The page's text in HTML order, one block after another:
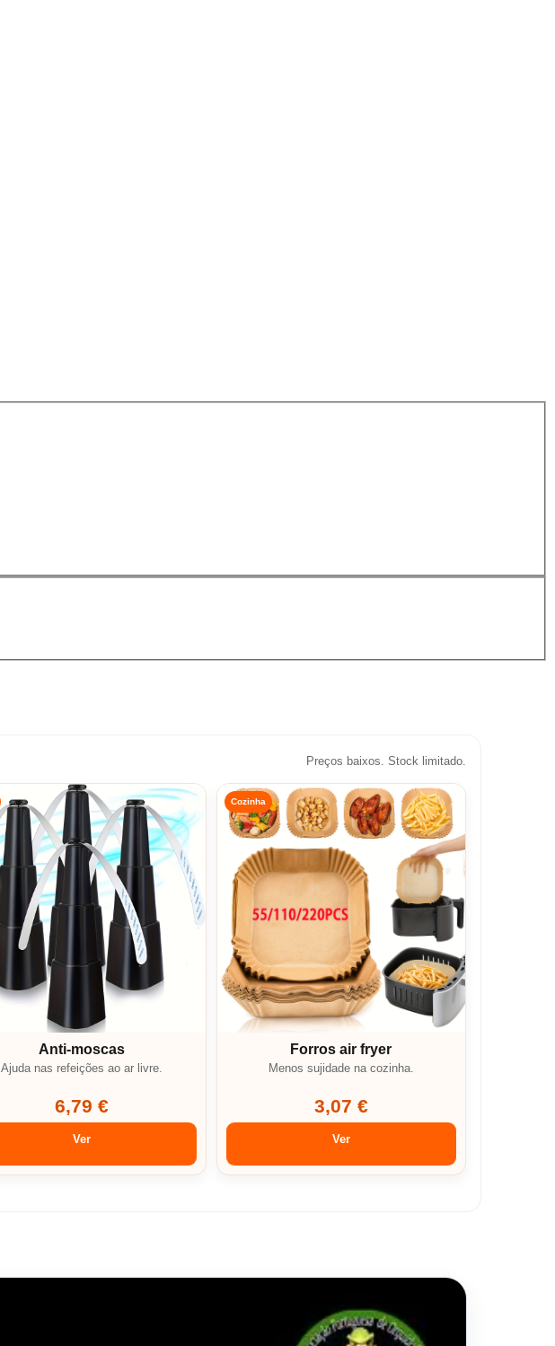
Preços baixos. Stock limitado.
Anti-moscas
Ajuda nas refeições ao ar livre.
6,79 €
Ver
Cozinha
Forros air fryer
Menos sujidade na cozinha.
3,07 €
Ver